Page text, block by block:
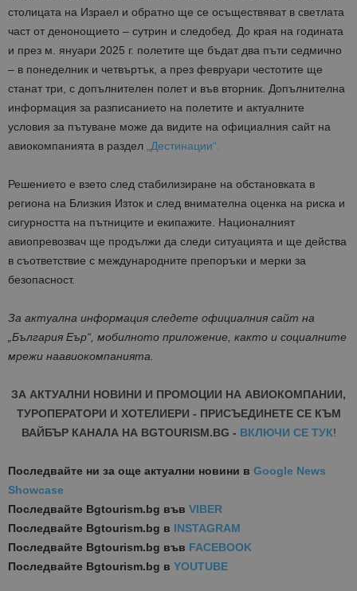
столицата на Израел и обратно ще се осъществяват в светлата
част от денонощието – сутрин и следобед. До края на годината
и през м. януари 2025 г. полетите ще бъдат два пъти седмично
– в понеделник и четвъртък, а през февруари честотите ще
станат три, с допълнителен полет и във вторник. Допълнителна
информация за разписанието на полетите и актуалните
условия за пътуване може да видите на официалния сайт на
авиокомпанията в раздел
„Дестинации“.
Решението е взето след стабилизиране на обстановката в
региона на Близкия Изток и след внимателна оценка на риска и
сигурността на пътниците и екипажите. Националният
авиопревозвач ще продължи да следи ситуацията и ще действа
в съответствие с международните препоръки и мерки за
безопасност.
За актуална информация следете официалния сайт на
България Еър“ , мобилното приложение, както и социалните
мрежи наавиокомпанията
ЗА АКТУАЛНИ НОВИНИ И ПРОМОЦИИ НА АВИОКОМПАНИИ,
ТУРОПЕРАТОРИ И ХОТЕЛИЕРИ - ПРИСЪЕДИНЕТЕ СЕ КЪМ
ВАЙБЪР КАНАЛА НА BGTOURISM.BG - ВКЛЮЧИ СЕ ТУК!
Последвайте ни за още актуални новини в Google News
Showcase
Последвайте Bgtourism.bg във VIBER
Последвайте Bgtourism.bg в INSTAGRAM
Последвайте Bgtourism.bg във FACEBOOK
Последвайте Bgtourism.bg в YOUTUBE